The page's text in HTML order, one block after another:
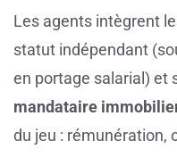
Les agents intègrent le
statut indépendant
en portage salarial) et
mandataire
du jeu : rémunération,